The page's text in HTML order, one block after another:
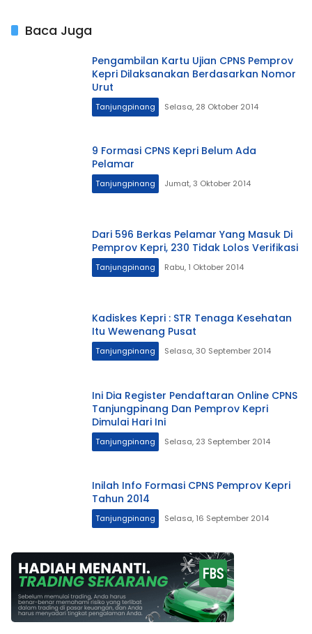
Baca Juga
Pengambilan Kartu Ujian CPNS Pemprov
Kepri Dilaksanakan Berdasarkan Nomor
Urut
Tanjungpinang Selasa, 28 Oktober 2014
9 Formasi CPNS Kepri Belum Ada
Pelamar
Tanjungpinang Jumat, 3 Oktober 2014
Dari 596 Berkas Pelamar Yang Masuk Di
Pemprov Kepri, 230 Tidak Lolos Verifikasi
Tanjungpinang Rabu, 1 Oktober 2014
Kadiskes Kepri : STR Tenaga Kesehatan
Itu Wewenang Pusat
Tanjungpinang Selasa, 30 September 2014
Ini Dia Register Pendaftaran Online CPNS
Tanjungpinang Dan Pemprov Kepri
Dimulai Hari Ini
Tanjungpinang Selasa, 23 September 2014
Inilah Info Formasi CPNS Pemprov Kepri
Tahun 2014
Tanjungpinang Selasa, 16 September 2014